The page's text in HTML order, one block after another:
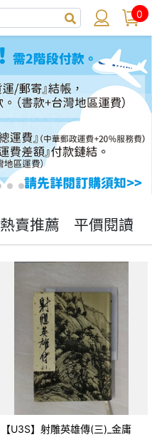
0
熱賣推薦 平價閱讀
【U3S】射雕英雄傳(三)_金庸